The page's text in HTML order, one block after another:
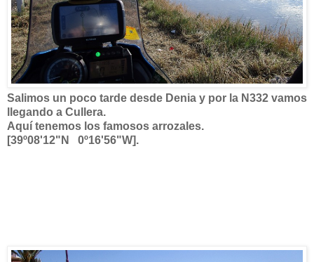
Salimos un poco tarde desde Denia y por la N332 vamos
llegando a Cullera.
Aquí tenemos los famosos arrozales.
[39º08'12"N 0º16'56"W].